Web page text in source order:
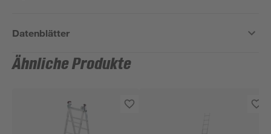
Datenblätter
Ähnliche Produkte